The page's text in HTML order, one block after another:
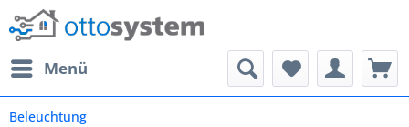
Menü
Beleuchtung